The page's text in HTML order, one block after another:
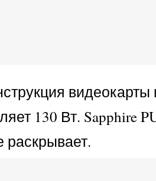
130 Вт. Sapphire
раскрывает.